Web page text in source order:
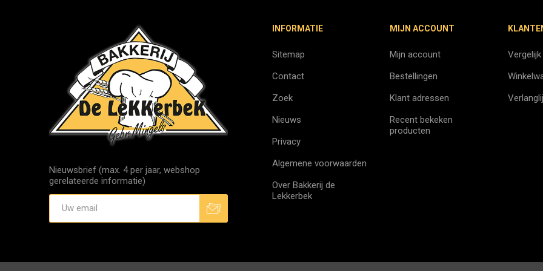
Nieuwsbrief (max. 4 per jaar, webshop
gerelateerde informatie)
INFORMATIE
Sitemap
Contact
Zoek
Nieuws
Privacy
Algemene voorwaarden
Over Bakkerij de
Lekkerbek
MIJN ACCOUNT
Mijn account
Bestellingen
Klant adressen
Recent bekeken
producten